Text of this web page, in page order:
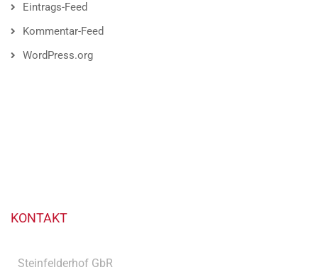
Eintrags-Feed
Kommentar-Feed
WordPress.org
KONTAKT
Steinfelderhof GbR